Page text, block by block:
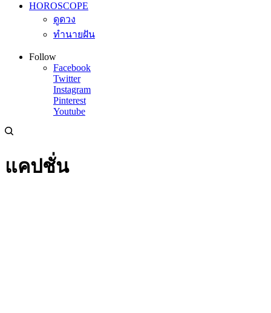
HOROSCOPE
ดูดวง
ทำนายฝัน
Follow
Facebook
Twitter
Instagram
Pinterest
Youtube
แคปชั่น